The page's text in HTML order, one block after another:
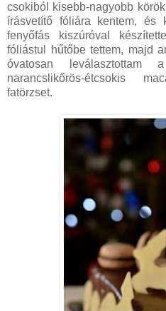
csokiból kisebb-nagyobb
írásvetítő fóliára kentem, és
fenyőfás kiszúróval
fóliástul hűtőbe tettem, majd
óvatosan
narancslikőrös-étcsokis
fatörzset.